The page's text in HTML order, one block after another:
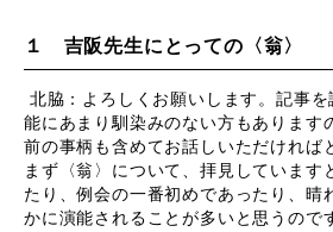
１ 吉阪先生にとっての〈翁〉
北脇：よろしくお願いします。記事を
能にあまり馴染みのない方もあります
前の事柄も含めてお話しいただければ
まず〈翁〉について、拝見しています
たり、例会の一番初めであったり、晴
かに演能されることが多いと思うので